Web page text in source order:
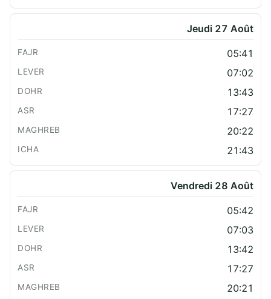
Jeudi 27 Août
05:41
07:02
13:43
17:27
20:22
21:43
Vendredi 28 Août
05:42
07:03
13:42
17:27
20:21